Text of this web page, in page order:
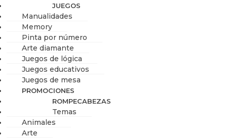
JUEGOS
Manualidades
Memory
Pinta por número
Arte diamante
Juegos de lógica
Juegos educativos
Juegos de mesa
PROMOCIONES
ROMPECABEZAS
Temas
Animales
Arte